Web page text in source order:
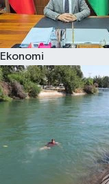
Ekonomi